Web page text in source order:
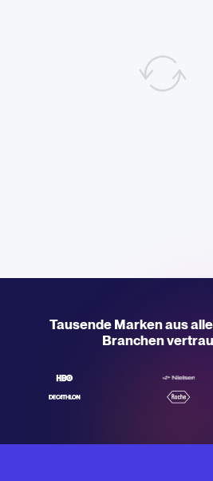
Tausende Marken aus
Branchen